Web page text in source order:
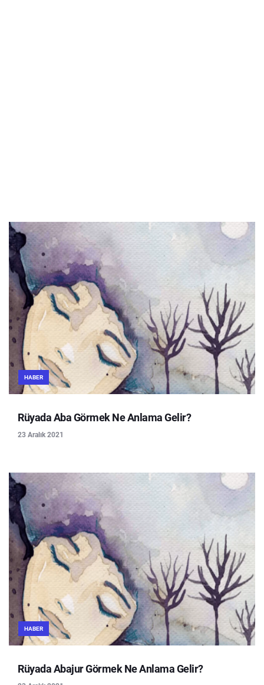
HABER
Rüyada Aba Görmek Ne Anlama Gelir?
23 Aralık 2021
HABER
Rüyada Abajur Görmek Ne Anlama Gelir?